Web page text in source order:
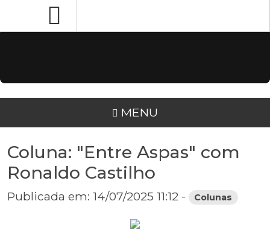
MENU
Coluna: "Entre Aspas" com
Ronaldo Castilho
Publicada em: 14/07/2025 11:12 - Colunas